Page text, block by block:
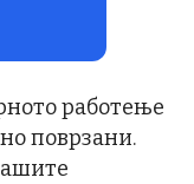
работење
поврзани.